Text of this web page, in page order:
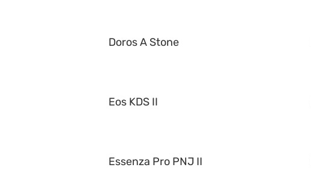
Doros A Stone
Eos KDS II
Essenza Pro PNJ II